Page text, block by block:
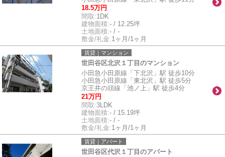
18.5万円
間取:1DK
建物面積:- / 12.25坪
土地面積:- / -
敷金/礼金:1ヶ月/1ヶ月
賃貸｜マンション
世田谷区北沢１丁目のマンション
小田急小田原線「下北沢」駅 徒歩10分
小田急小田原線「東北沢」駅 徒歩5分
京王井の頭線「池ノ上」駅 徒歩4分
21万円
間取:3LDK
建物面積:- / 15.19坪
土地面積:- / -
敷金/礼金:1ヶ月/1ヶ月
賃貸｜アパート
世田谷区代沢１丁目のアパート